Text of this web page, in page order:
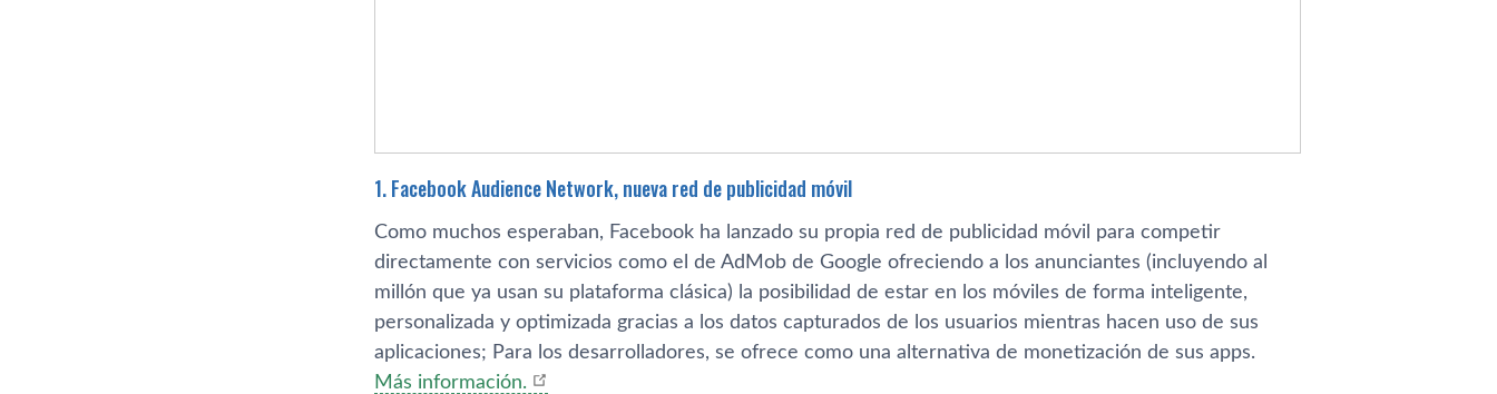
1. Facebook Audience Network, nueva red de publicidad móvil
Como muchos esperaban, Facebook ha lanzado su propia red de publicidad móvil para competir
directamente con servicios como el de AdMob de Google ofreciendo a los anunciantes (incluyendo al
millón que ya usan su plataforma clásica) la posibilidad de estar en los móviles de forma inteligente,
personalizada y optimizada gracias a los datos capturados de los usuarios mientras hacen uso de sus
aplicaciones; Para los desarrolladores, se ofrece como una alternativa de monetización de sus apps.
Más información.